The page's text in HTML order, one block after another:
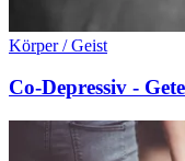
Körper / Geist
Co-Depressiv -